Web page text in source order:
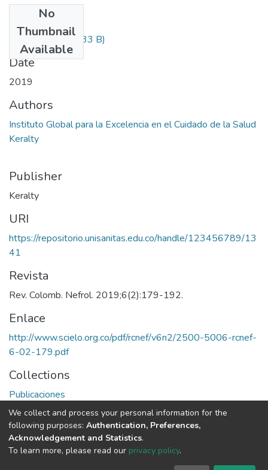
No
Thumbnail
Available
Informacion.txt(233 B)
Date
2019
Authors
Instituto Global para la Excelencia en el Cuidado de la Salud
Keralty
Publisher
Keralty
URI
https://repositorio.unisanitas.edu.co/handle/123456789/13
41
Revista
Rev. Colomb. Nefrol. 2019;6(2):179-192.
Enlace
http://www.scielo.org.co/pdf/rcnef/v6n2/2500-5006-rcnef-
6-02-179.pdf
Collections
Publicaciones
Full item page
DSpace software copyright © 2002-2026
We collect and process your personal information for the
following purposes: Authentication, Preferences,
Acknowledgement and Statistics.
To learn more, please read our privacy policy.